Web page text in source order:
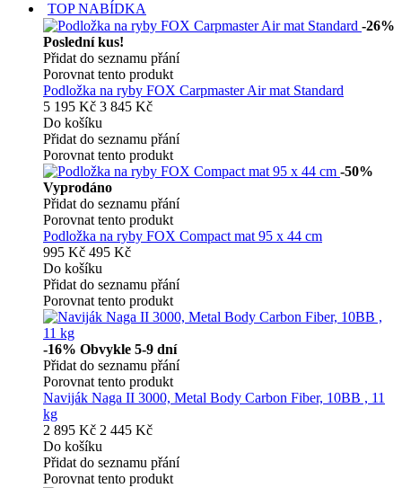
TOP NABÍDKA
-26%
Poslední kus!
Přidat do seznamu přání
Porovnat tento produkt
Podložka na ryby FOX Carpmaster Air mat Standard
5 195 Kč 3 845 Kč
Do košíku
Přidat do seznamu přání
Porovnat tento produkt
-50%
Vyprodáno
Přidat do seznamu přání
Porovnat tento produkt
Podložka na ryby FOX Compact mat 95 x 44 cm
995 Kč 495 Kč
Do košíku
Přidat do seznamu přání
Porovnat tento produkt
-16% Obvykle 5-9 dní
Přidat do seznamu přání
Porovnat tento produkt
Naviják Naga II 3000, Metal Body Carbon Fiber, 10BB , 11
kg
2 895 Kč 2 445 Kč
Do košíku
Přidat do seznamu přání
Porovnat tento produkt